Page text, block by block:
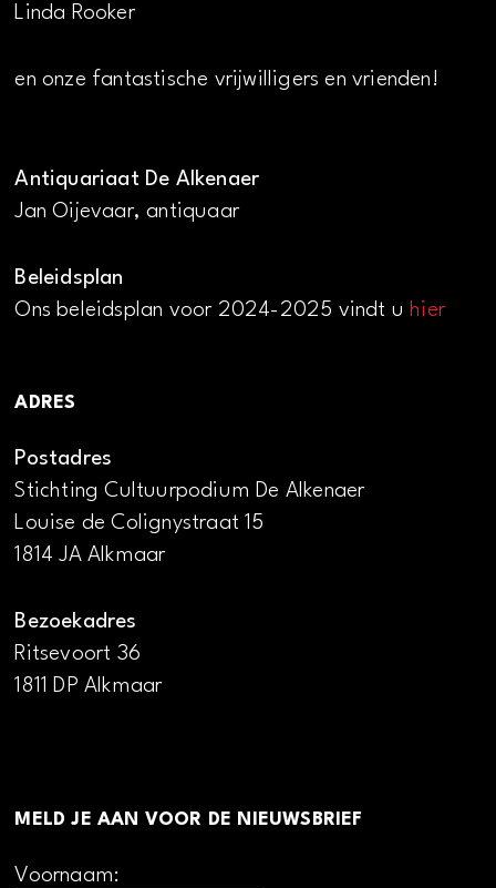
Linda Rooker
en onze fantastische vrijwilligers en vrienden!
Antiquariaat De Alkenaer
Jan Oijevaar, antiquaar
Beleidsplan
Ons beleidsplan voor 2024-2025 vindt uhier
ADRES
Postadres
Stichting Cultuurpodium De Alkenaer
Louise de Colignystraat 15
1814 JA Alkmaar
Bezoekadres
Ritsevoort 36
1811 DP Alkmaar
MELD JE AAN VOOR DE NIEUWSBRIEF
Voornaam: